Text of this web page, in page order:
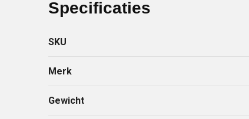
Specificaties
SKU
Merk
Gewicht